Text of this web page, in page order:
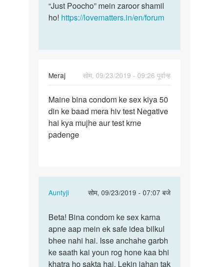
“Just Poocho” mein zaroor shamil
ho! https://lovematters.in/en/forum
Meraj
सोम, 09/23/2019 - 09:26 पूर्वान्ह
Maine
bina
condom
ke
Maine bina condom ke sex kiya 50
din ke baad mera hiv test Negative
hai kya mujhe aur test krne
padenge
Auntyji
सोम, 09/23/2019 - 07:07 बजे
In
to
Maine
bina
condom
ke
Beta!
Bina
condom
ke
sex…
Beta! Bina condom ke sex karna
apne aap mein ek safe idea bilkul
bhee nahi hai. Isse anchahe garbh
ke saath kai youn rog hone kaa bhi
khatra ho sakta hai. Lekin jahan tak